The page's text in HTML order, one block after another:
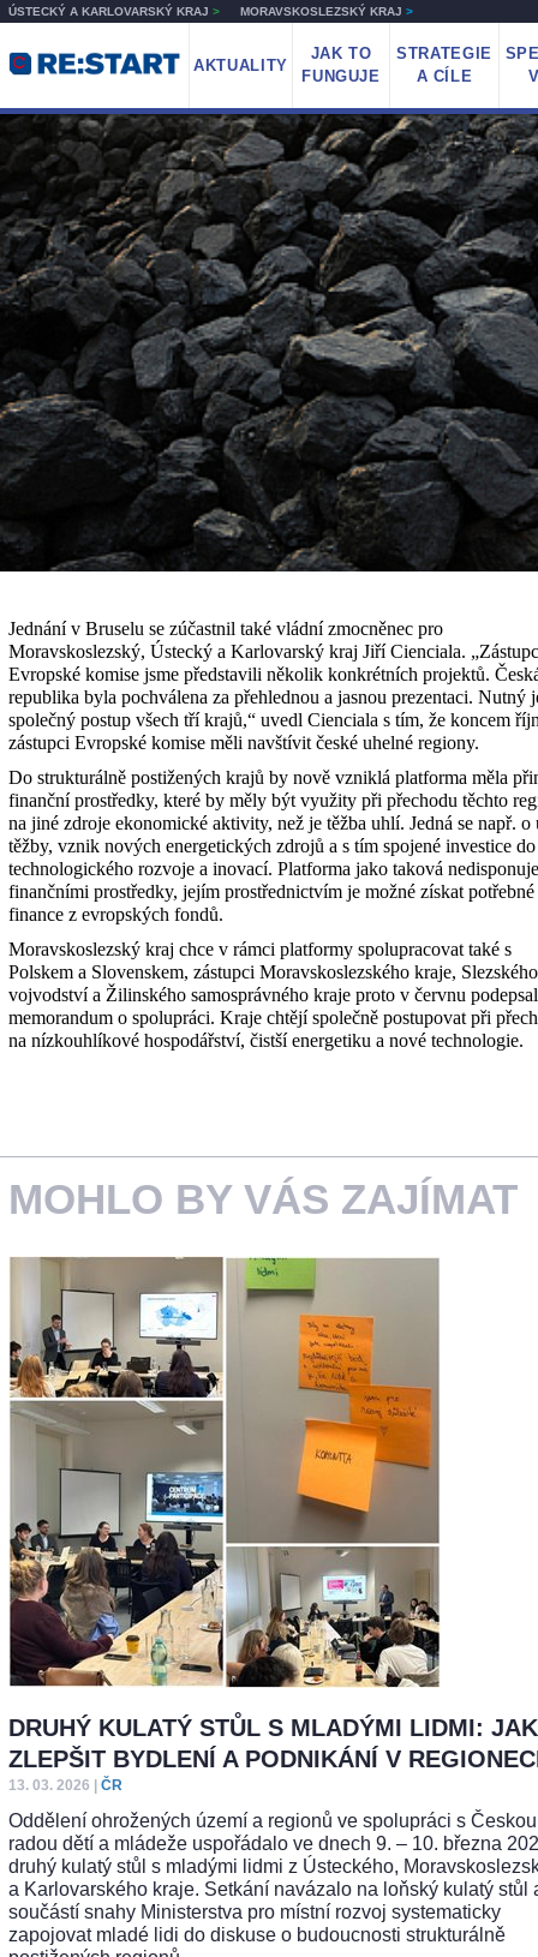
ÚSTECKÝ A KARLOVARSKÝ KRAJ > MORAVSKOSLEZSKÝ KRAJ >
AKTUALITY
JAK TO
FUNGUJE
STRATEGIE
A CÍLE
Jednání v Bruselu se zúčastnil také vládní zmocněnec pro
Moravskoslezský, Ústecký a Karlovarský kraj Jiří Cienciala.
Evropské komise jsme představili několik konkrétních projektů.
republika byla pochválena za přehlednou a jasnou prezentaci. Nutný
společný postup všech tří krajů,“ uvedl Cienciala s tím, že koncem
zástupci Evropské komise měli navštívit české uhelné regiony.
Do strukturálně postižených krajů by nově vzniklá platforma měla
finanční prostředky, které by měly být využity při přechodu těchto
na jiné zdroje ekonomické aktivity, než je těžba uhlí. Jedná se např. o
těžby, vznik nových energetických zdrojů a s tím spojené investice do
technologického rozvoje a inovací. Platforma jako taková nedisponuje
finančními prostředky, jejím prostřednictvím je možné získat potřebné
finance z evropských fondů.
Moravskoslezský kraj chce v rámci platformy spolupracovat také s
Polskem a Slovenskem, zástupci Moravskoslezského kraje, Slezského
vojvodství a Žilinského samosprávného kraje proto v červnu
memorandum o spolupráci. Kraje chtějí společně postupovat při
na nízkouhlíkové hospodářství, čistší energetiku a nové technologie.
MOHLO BY VÁS ZAJÍMAT
DRUHÝ KULATÝ STŮL S MLADÝMI LIDMI: JAK
ZLEPŠIT BYDLENÍ A PODNIKÁNÍ V
13. 03. 2026 ČR
Oddělení ohrožených území a regionů ve spolupráci s Českou
radou dětí a mládeže uspořádalo ve dnech 9. – 10. března
druhý kulatý stůl s mladými lidmi z Ústeckého,
a Karlovarského kraje. Setkání navázalo na loňský kulatý stůl
součástí snahy Ministerstva pro místní rozvoj systematicky
zapojovat mladé lidi do diskuse o budoucnosti strukturálně